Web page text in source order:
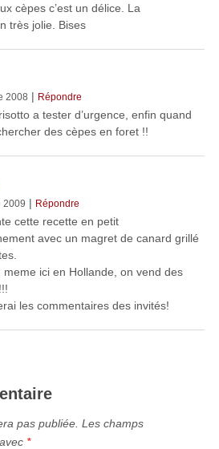
cèpes c’est un délice. La
très jolie. Bises
2008 | Répondre
a tester d’urgence, enfin quand
des cèpes en foret !!
2009 | Répondre
cette recette en petit
avec un magret de canard grillé
meme ici en Hollande, on vend des
les commentaires des invités!
pas publiée. Les champs
*